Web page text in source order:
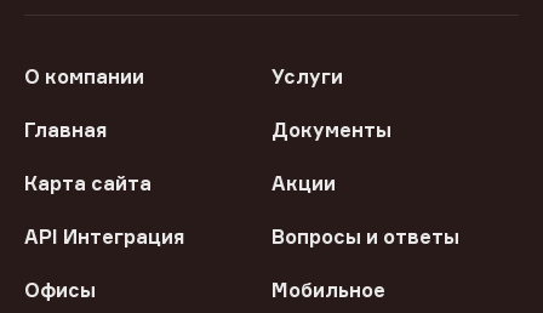
О компании Услуги
Главная Документы
Карта сайта Акции
API Интеграция Вопросы и ответы
Офисы
Мобильное